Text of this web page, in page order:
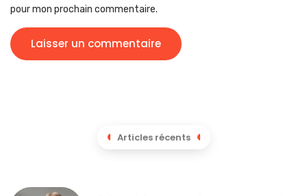
pour mon prochain commentaire.
Articles récents